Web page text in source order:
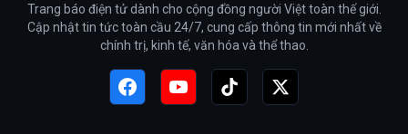
Trang báo điện tử dành cho cộng đồng người Việt toàn thế giới.
Cập nhật tin tức toàn cầu 24/7, cung cấp thông tin mới nhất về
chính trị, kinh tế, văn hóa và thể thao.